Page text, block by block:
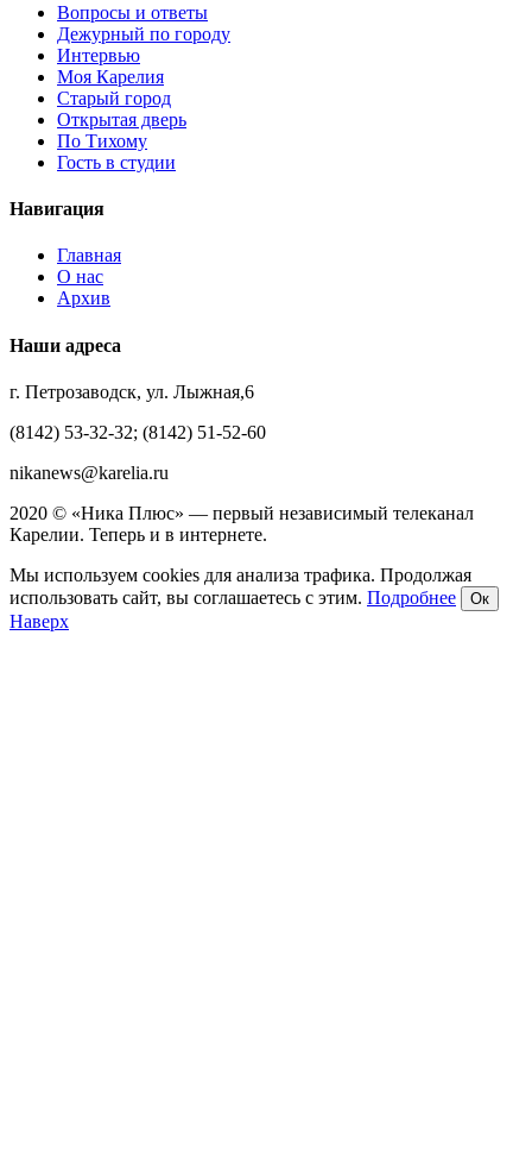
Вопросы и ответы
Дежурный по городу
Интервью
Моя Карелия
Старый город
Открытая дверь
По Тихому
Гость в студии
Навигация
Главная
О нас
Архив
Наши адреса
г. Петрозаводск, ул. Лыжная,6
(8142) 53-32-32; (8142) 51-52-60
nikanews@karelia.ru
2020 © «Ника Плюс» — первый независимый телеканал
Карелии. Теперь и в интернете.
Мы используем cookies для анализа трафика. Продолжая
использовать сайт, вы соглашаетесь с этим. Подробнее Ок
Наверх